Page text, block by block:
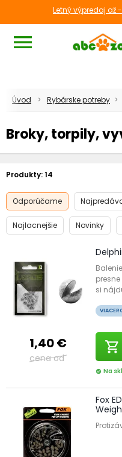
Letný výpredaj až
menu
Úvod Rybárske potreby
Broky, torpily,
Produkty:14
Odporúčame
Najlacnejšie Novinky
1,40 €
cena od
si
shopping_cart
check_circle Na
Fox